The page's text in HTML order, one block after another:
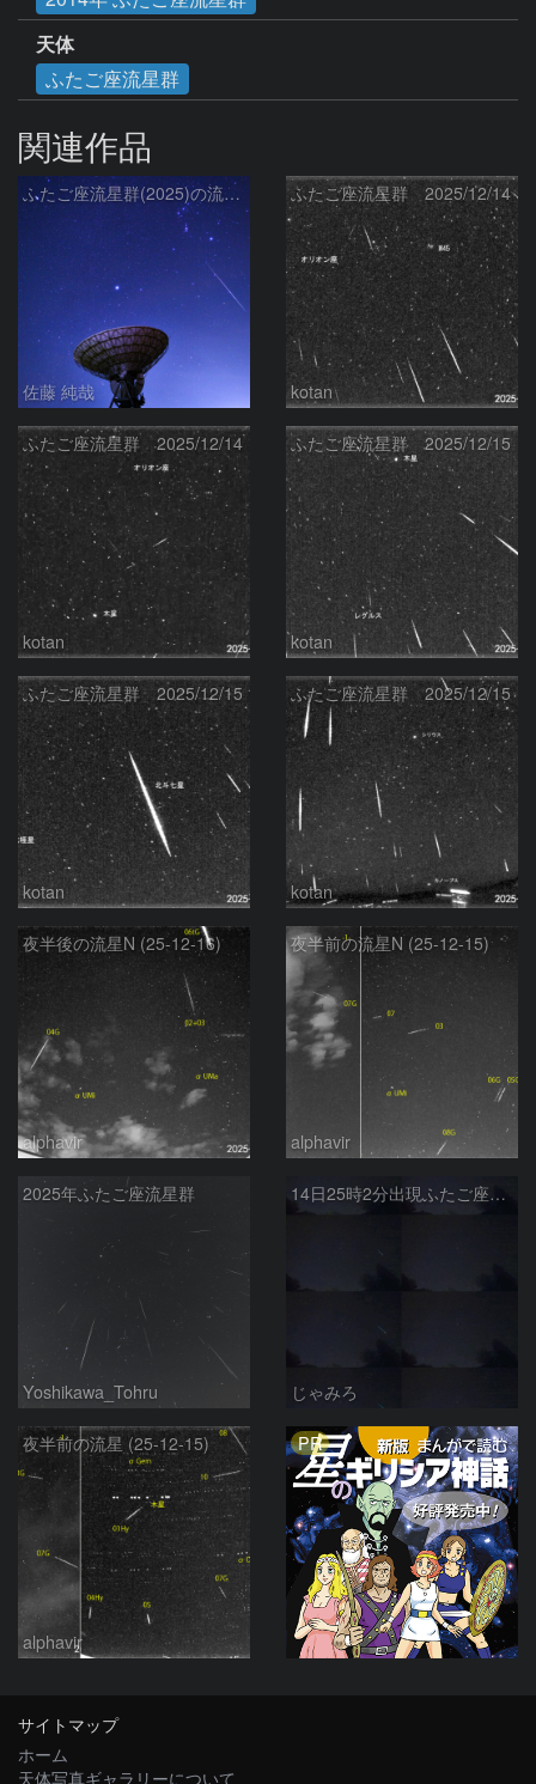
天体
ふたご座流星群
関連作品
ふたご座流星群(2025)の流星と冬の星座、さくら宇宙公園のパラボラアンテナ
佐藤 純哉
ふたご座流星群 2025/12/14
kotan
ふたご座流星群 2025/12/14
kotan
ふたご座流星群 2025/12/15
kotan
ふたご座流星群 2025/12/15
kotan
ふたご座流星群 2025/12/15
kotan
夜半後の流星N (25-12-16)
alphavir
夜半前の流星N (25-12-15)
alphavir
2025年ふたご座流星群
Yoshikawa_Tohru
14日25時2分出現ふたご座群大流星(全行程)
じゃみろ
夜半前の流星 (25-12-15)
alphavir
PR
サイトマップ
ホーム
天体写真ギャラリーについて